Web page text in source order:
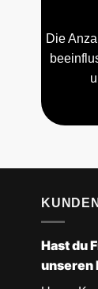
Die
Hast du
unseren